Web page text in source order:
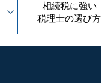
相続税に強い
税理士の選び方